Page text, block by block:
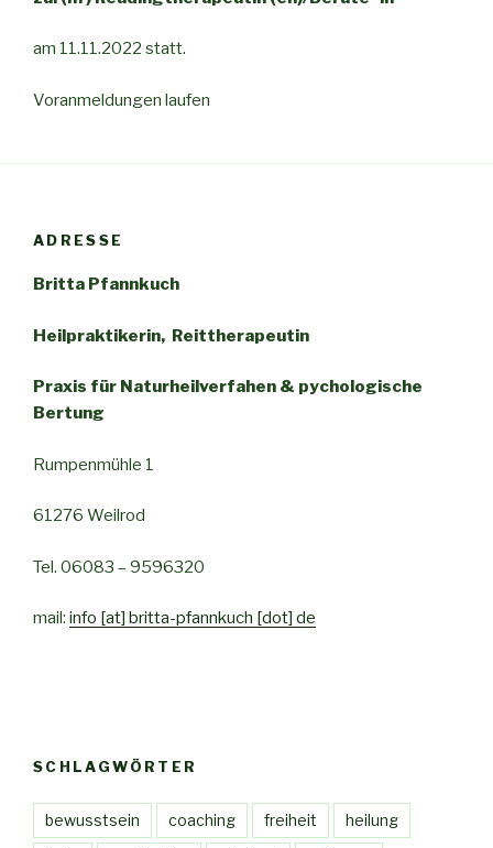
am 11.11.2022 statt.
Voranmeldungen laufen
ADRESSE
Britta Pfannkuch
Heilpraktikerin, Reittherapeutin
Praxis für Naturheilverfahen & pychologische
Bertung
Rumpenmühle 1
61276 Weilrod
Tel. 06083 – 9596320
mail: info [at] britta-pfannkuch [dot] de
SCHLAGWÖRTER
bewusstsein coaching freiheit heilung